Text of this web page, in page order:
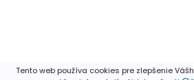
Tento web používa cookies pre zlepšenie